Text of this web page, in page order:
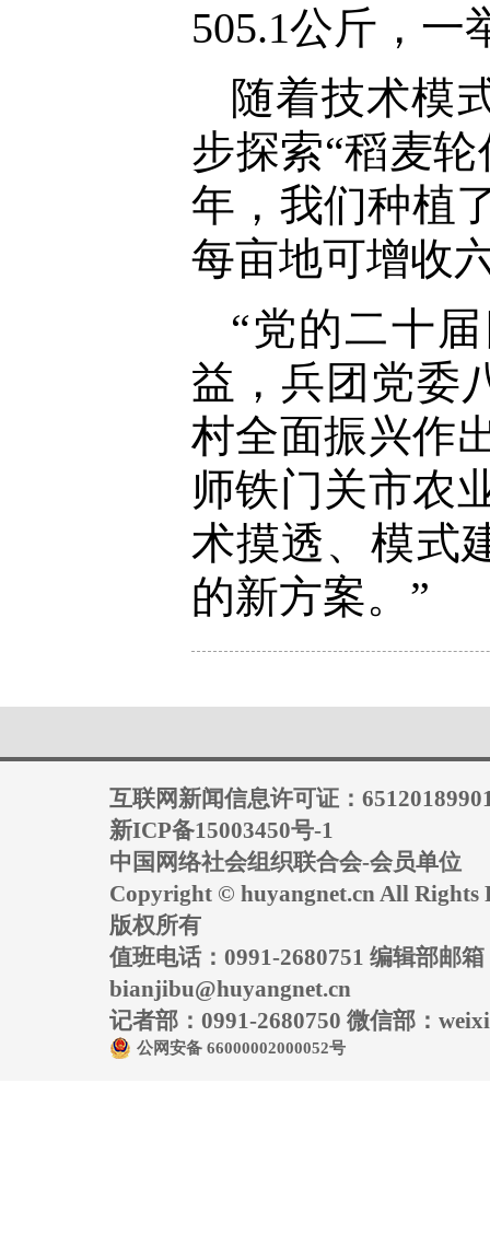
505.1公斤，一
随着技术模
步探索“稻麦
年，我们种植
每亩地可增收
“党的二十
益，兵团党委
村全面振兴作
师铁门关市农
术摸透、模式
的新方案。”
互联网新闻信息许可证：
新ICP备15003450号-1
中国网络社会组织联合会-会员单位
Copyright © huyangnet.cn All Rights
版权所有
值班电话：0991-2680751 编辑部邮箱
bianjibu@huyangnet.cn
记者部：0991-2680750 微信部：
公网安备 66000002000052号